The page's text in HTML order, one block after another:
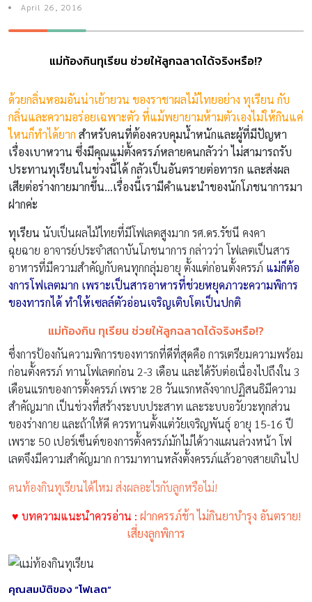
April 26, 2016
แม่ท้องกินทุเรียน ช่วยให้ลูกฉลาดได้จริงหรือ!?
ด้วยกลิ่นหอมอันน่าเย้ายวน ของราชาผลไม้ไทยอย่าง ทุเรียน กับ
กลิ่นและความอร่อยเฉพาะตัว ที่แม้พยายามห้ามตัวเองไม่ให้กินแค่
ไหนก็ทำได้ยาก สำหรับคนที่ต้องควบคุมน้ำหนักและผู้ที่มีปัญหา
เรื่องเบาหวาน ซึ่งมีคุณแม่ตั้งครรภ์หลายคนกลัวว่า ไม่สามารถรับ
ประทานทุเรียนในช่วงนี้ได้ กลัวเป็นอันตรายต่อทารก และส่งผล
เสียต่อร่างกายมากขึ้น…เรื่องนี้เรามีคำแนะนำของนักโภชนาการมา
ฝากค่ะ
ทุเรียน นับเป็นผลไม้ไทยที่มีโฟเลตสูงมาก รศ.ดร.รัชนี คงคา
ฉุยฉาย อาจารย์ประจำสถาบันโภชนาการ กล่าวว่า โฟเลตเป็นสาร
อาหารที่มีความสำคัญกับคนทุกกลุ่มอายุ ตั้งแต่ก่อนตั้งครรภ์ แม่ก็ต้อ
งการโฟเลตมาก เพราะเป็นสารอาหารที่ช่วยหยุดภาวะความพิการ
ของทารกได้ ทำให้เซลล์ตัวอ่อนเจริญเติบโตเป็นปกติ
แม่ท้องกิน ทุเรียน ช่วยให้ลูกฉลาดได้จริงหรือ!?
ซึ่งการป้องกันความพิการของทารกที่ดีที่สุดคือ การเตรียมความพร้อม
ก่อนตั้งครรภ์ ทานโฟเลตก่อน 2-3 เดือน และได้รับต่อเนื่องไปถึงใน 3
เดือนแรกของการตั้งครรภ์ เพราะ 28 วันแรกหลังจากปฏิสนธิมีความ
สำคัญมาก เป็นช่วงที่สร้างระบบประสาท และระบบอวัยวะทุกส่วน
ของร่างกาย และถ้าให้ดี ควรทานตั้งแต่วัยเจริญพันธุ์ อายุ 15-16 ปี
เพราะ 50 เปอร์เซ็นต์ของการตั้งครรภ์มักไม่ได้วางแผนล่วงหน้า โฟ
เลตจึงมีความสำคัญมาก การมาทานหลังตั้งครรภ์แล้วอาจสายเกินไป
คนท้องกินทุเรียนได้ไหม ส่งผลอะไรกับลูกหรือไม่!
♥ บทความแนะนำควรอ่าน : ฝากครรภ์ช้า ไม่กินยาบำรุง อันตราย!
เสี่ยงลูกพิการ
คุณสมบัติของ “โฟเลต”